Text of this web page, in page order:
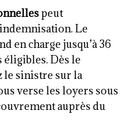
peut
Le
en charge jusqu’à 36
éligibles. Dès le
le sinistre sur la
verse les loyers sous
auprès du